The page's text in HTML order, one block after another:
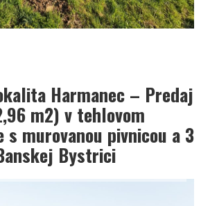
Harmanec – Predaj
m2) v tehlovom
s murovanou pivnicou a 3
Bystrici